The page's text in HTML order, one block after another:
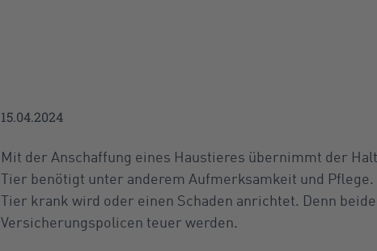
15.04.2024
Mit der Anschaffung eines Haustieres übernimmt der
Tier benötigt unter anderem Aufmerksamkeit und
Tier krank wird oder einen Schaden anrichtet. Denn
Versicherungspolicen teuer werden.